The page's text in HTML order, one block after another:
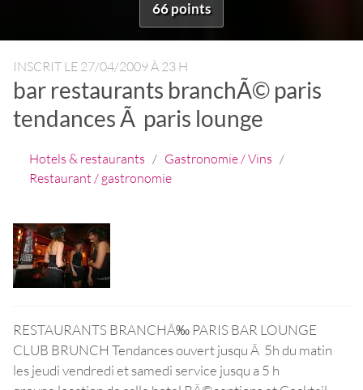
66 points
INSCRIT LE 27/04/2009 À 23 H
bar restaurants branchÃ© paris
tendances Ã paris lounge
Hotels & restaurants / Gastronomie / Vins /
Restaurant / gastronomie
RESTAURANTS BRANCHÃ‰ PARIS BAR LOUNGE
CLUB BRUNCH Tendances ouvert jusqu Ã 5h du matin
les jeudi vendredi et samedi service jusqu a 5 h